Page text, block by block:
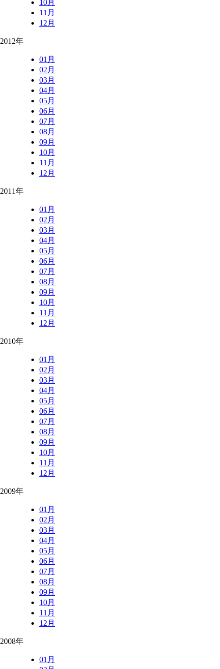
10月
11月
12月
2012年
01月
02月
03月
04月
05月
06月
07月
08月
09月
10月
11月
12月
2011年
01月
02月
03月
04月
05月
06月
07月
08月
09月
10月
11月
12月
2010年
01月
02月
03月
04月
05月
06月
07月
08月
09月
10月
11月
12月
2009年
01月
02月
03月
04月
05月
06月
07月
08月
09月
10月
11月
12月
2008年
01月